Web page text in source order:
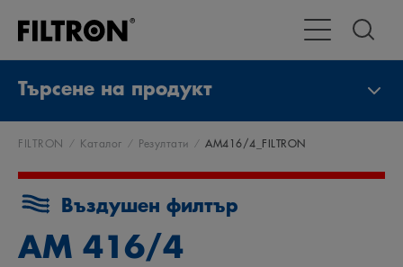
Превключване
Търсене на продукт
FILTRON Каталог Резултати AM416/4_FILTRON
Въздушен филтър
AM 416/4